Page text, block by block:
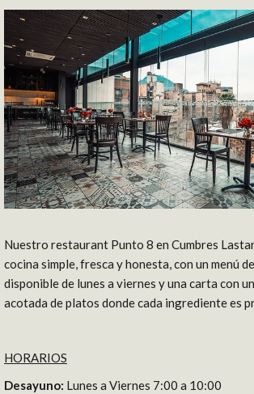
Nuestro restaurant Punto 8 en Cumbres
cocina simple, fresca y honesta, con un menú
disponible de lunes a viernes y una carta con
acotada de platos donde cada ingrediente es
HORARIOS
Desayuno: Lunes a Viernes 7:00 a 10:00